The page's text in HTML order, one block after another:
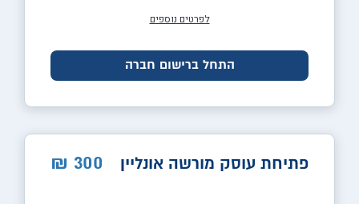
לפרטים נוספים
התחל ברישום חברה
300
₪ פתיחת עוסק מורשה אונליין